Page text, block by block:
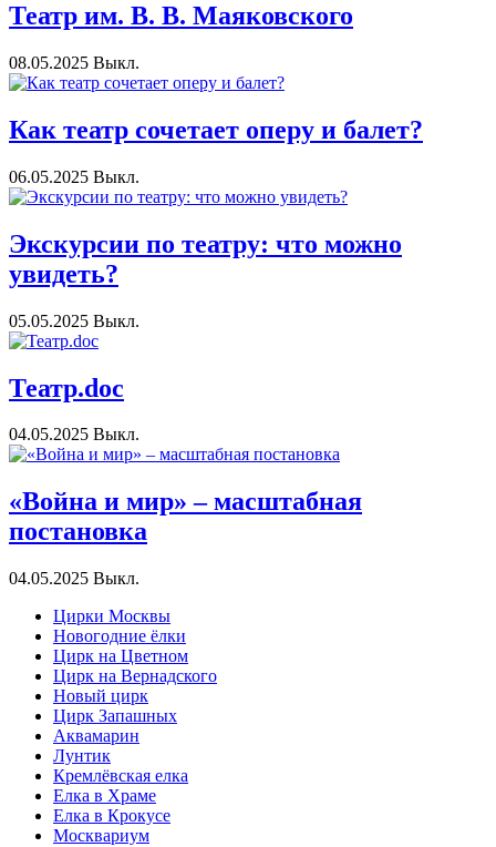
Театр им. В. В. Маяковского
08.05.2025 Выкл.
Как театр сочетает оперу и балет?
06.05.2025 Выкл.
Экскурсии по театру: что можно
увидеть?
05.05.2025 Выкл.
Театр.doc
04.05.2025 Выкл.
«Война и мир» – масштабная
постановка
04.05.2025 Выкл.
Цирки Москвы
Новогодние ёлки
Цирк на Цветном
Цирк на Вернадского
Новый цирк
Цирк Запашных
Аквамарин
Лунтик
Кремлёвская елка
Елка в Храме
Елка в Крокусе
Москвариум